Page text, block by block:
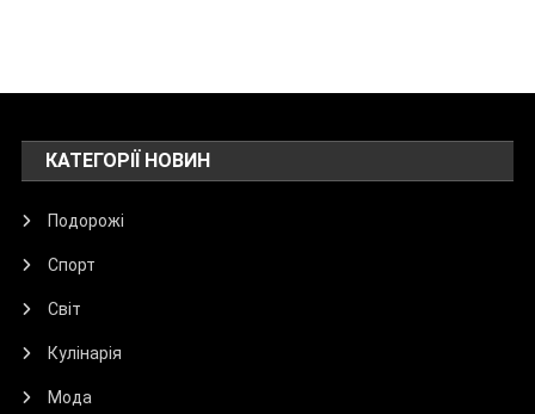
КАТЕГОРІЇ НОВИН
Подорожі
Спорт
Світ
Кулінарія
Мода